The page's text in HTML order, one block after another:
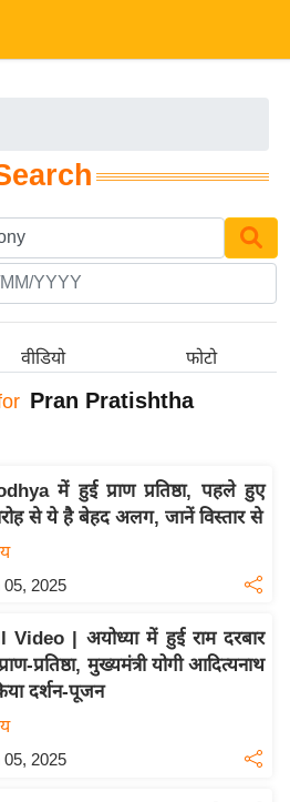
वीडियो फोटो
Pran Pratishtha
में हुई प्राण प्रतिष्ठा, पहले हुए
से ये है बेहद अलग, जानें विस्तार से
05, 2025
Video | अयोध्या में हुई राम दरबार
प्रतिष्ठा, मुख्यमंत्री योगी आदित्यनाथ
दर्शन-पूजन
05, 2025